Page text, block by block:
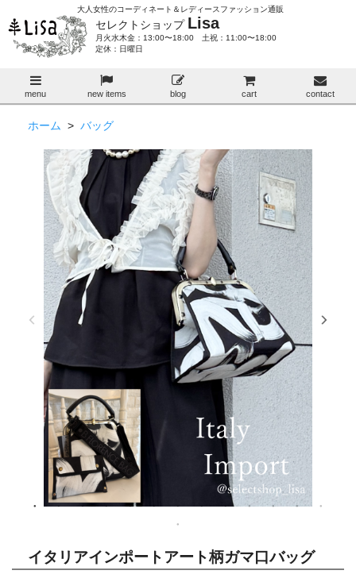
大人女性のコーディネート＆レディースファッション通販
セレクトショップ Lisa
月火水木金：13:00〜18:00 土祝：11:00〜18:00
定休：日曜日
menu new items blog cart contact
ホーム > バッグ
イタリアインポートアート柄ガマ口バッグ